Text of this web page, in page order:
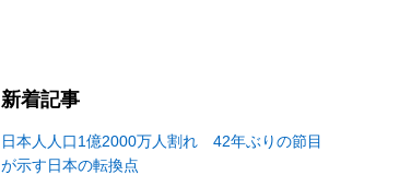
新着記事
日本人人口1億2000万人割れ 42年ぶりの節目
が示す日本の転換点